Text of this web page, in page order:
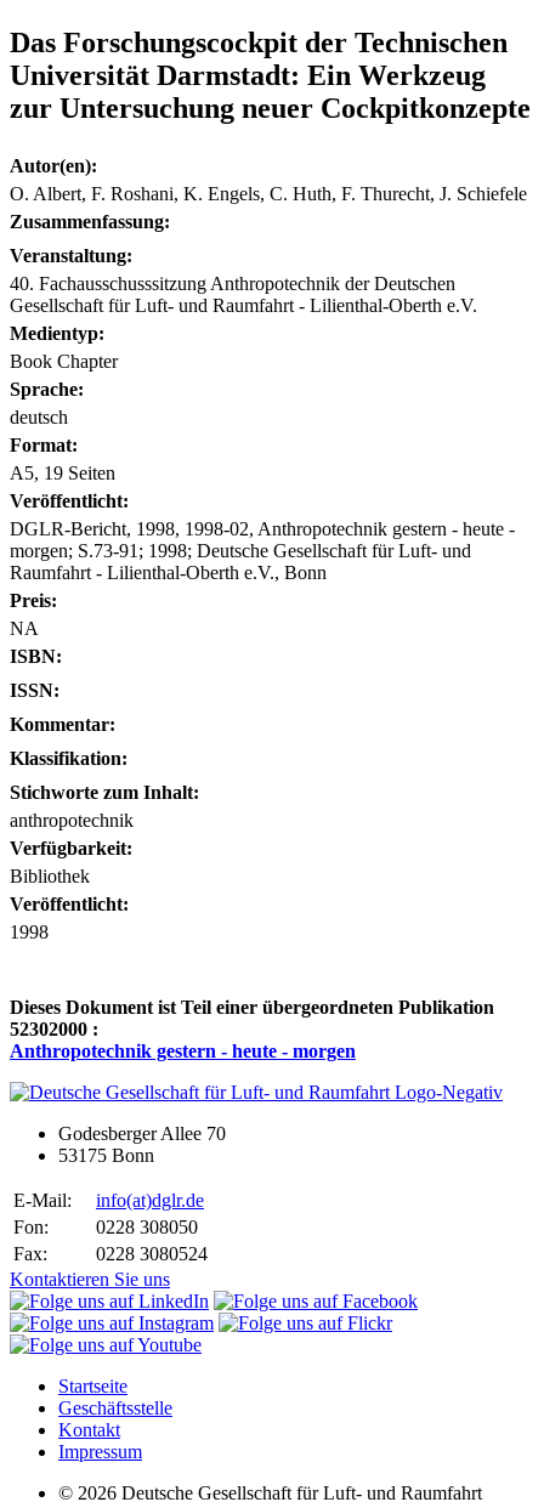
Das Forschungscockpit der Technischen
Universität Darmstadt: Ein Werkzeug
zur Untersuchung neuer Cockpitkonzepte
Autor(en):
O. Albert, F. Roshani, K. Engels, C. Huth, F. Thurecht, J. Schiefele
Zusammenfassung:
Veranstaltung:
40. Fachausschusssitzung Anthropotechnik der Deutschen
Gesellschaft für Luft- und Raumfahrt - Lilienthal-Oberth e.V.
Medientyp:
Book Chapter
Sprache:
deutsch
Format:
A5, 19 Seiten
Veröffentlicht:
DGLR-Bericht, 1998, 1998-02, Anthropotechnik gestern - heute -
morgen; S.73-91; 1998; Deutsche Gesellschaft für Luft- und
Raumfahrt - Lilienthal-Oberth e.V., Bonn
Preis:
NA
ISBN:
ISSN:
Kommentar:
Klassifikation:
Stichworte zum Inhalt:
anthropotechnik
Verfügbarkeit:
Bibliothek
Veröffentlicht:
1998
Dieses Dokument ist Teil einer übergeordneten Publikation
52302000 :
Anthropotechnik gestern - heute - morgen
Godesberger Allee 70
53175 Bonn
E-Mail: info(at)dglr.de
Fon:
0228 308050
Fax:
0228 3080524
Kontaktieren Sie uns
Startseite
Geschäftsstelle
Kontakt
Impressum
© 2026 Deutsche Gesellschaft für Luft- und Raumfahrt